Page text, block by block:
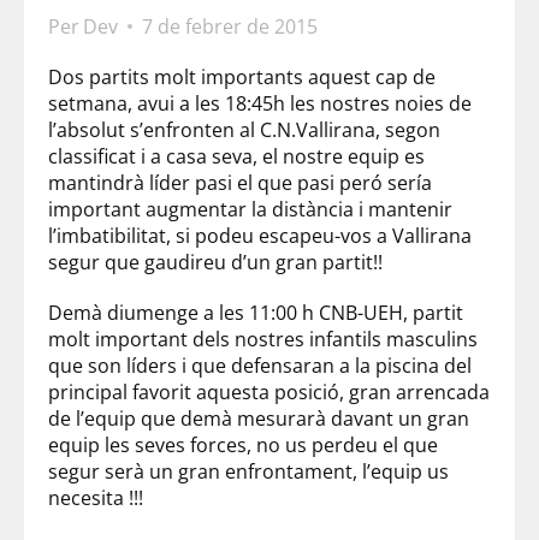
Per Dev
7 de febrer de 2015
Dos partits molt importants aquest cap de
setmana, avui a les 18:45h les nostres noies de
l’absolut s’enfronten al C.N.Vallirana, segon
classificat i a casa seva, el nostre equip es
mantindrà líder pasi el que pasi peró sería
important augmentar la distància i mantenir
l’imbatibilitat, si podeu escapeu-vos a Vallirana
segur que gaudireu d’un gran partit!!
Demà diumenge a les 11:00 h CNB-UEH, partit
molt important dels nostres infantils masculins
que son líders i que defensaran a la piscina del
principal favorit aquesta posició, gran arrencada
de l’equip que demà mesurarà davant un gran
equip les seves forces, no us perdeu el que
segur serà un gran enfrontament, l’equip us
necesita !!!